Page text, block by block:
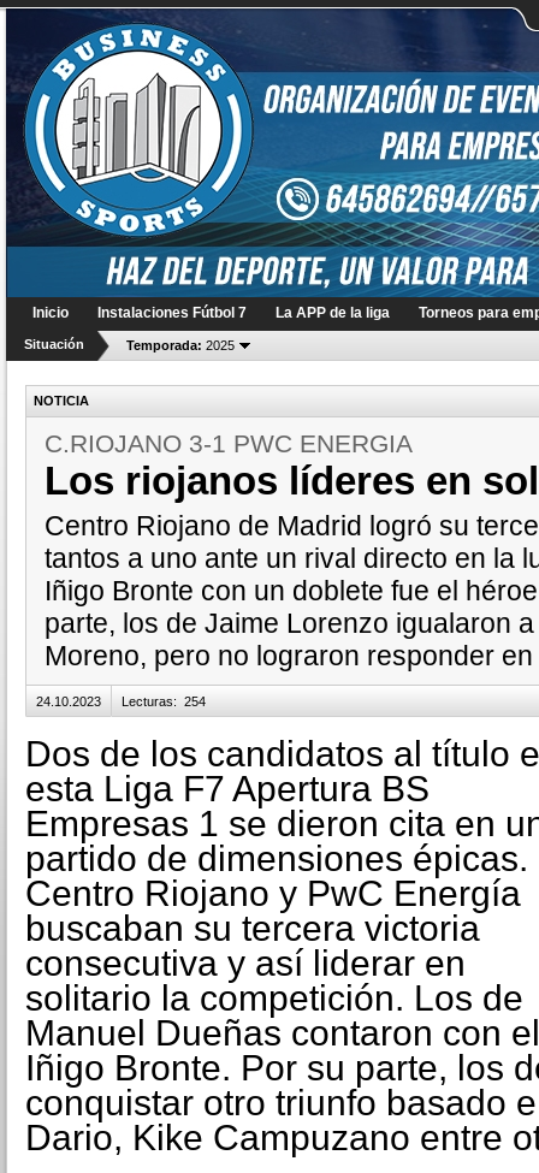
Inicio Instalaciones Fútbol 7 La APP de la liga Torneos para
Situación Temporada: 2025
NOTICIA
C.RIOJANO 3-1 PWC ENERGIA
Los riojanos líderes en
Centro Riojano de Madrid logró su
tantos a uno ante un rival directo en la
Iñigo Bronte con un doblete fue el
parte, los de Jaime Lorenzo igualaron
Moreno, pero no lograron responder
24.10.2023 Lecturas: 254
Dos de los candidatos al título
esta Liga F7 Apertura BS
Empresas 1 se dieron cita en
partido de dimensiones épicas.
Centro Riojano y PwC Energía
buscaban su tercera victoria
consecutiva y así liderar en
solitario la competición. Los de
Manuel Dueñas contaron con
Iñigo Bronte. Por su parte, los
conquistar otro triunfo basado
Dario, Kike Campuzano entre